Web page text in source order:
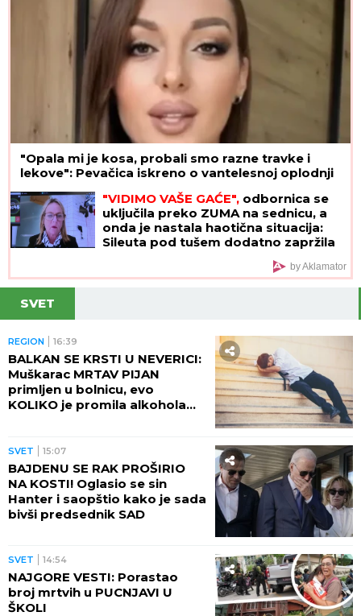
"Opala mi je kosa, probali smo razne travke i
lekove": Pevačica iskreno o vantelesnoj oplodnji
"VIDIMO VAŠE GAĆE", odbornica se
uključila preko ZUMA na sednicu, a
onda je nastala haotična situacija:
Sileuta pod tušem dodatno zapržila
by Aklamator
SVET
REGION 16:39
BALKAN SE KRSTI U NEVERICI:
Muškarac MRTAV PIJAN
primljen u bolnicu, evo
KOLIKO je promila alkohola
SVET 15:07
BAJDENU SE RAK PROŠIRIO
NA KOSTI! Oglasio se sin
Hanter i saopštio kako je sada
bivši predsednik SAD
SVET 14:54
NAJGORE VESTI: Porastao
broj mrtvih u PUCNJAVI U
ŠKOLI